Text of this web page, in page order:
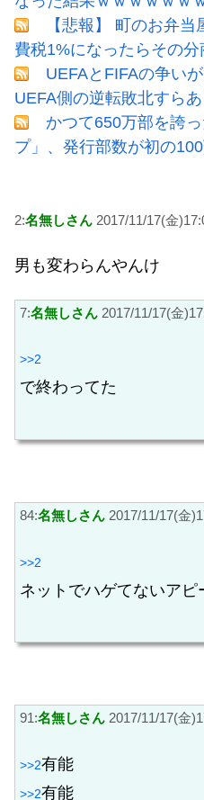
【悲報】 町のお弁
費税1%になったらその分
UEFAとFIFAの争い
UEFA側の逆転敗北すら
かつて650万部を誇
プ」、発行部数が初の
2:名無しさん 2017/11/17(金
男も変わらんやんけ
7:名無しさん 2017/11/17(金
>>2
で終わってた
84:名無しさん 2017/11/17(金
>>2
ネットでハゲてないアピ
91:名無しさん 2017/11/17(金
>>2有能
>>2有能